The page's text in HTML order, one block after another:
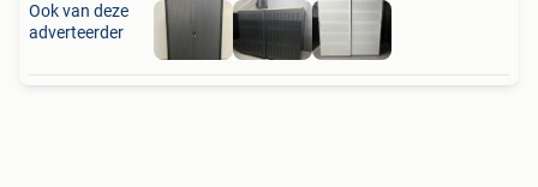
Ook van deze
adverteerder